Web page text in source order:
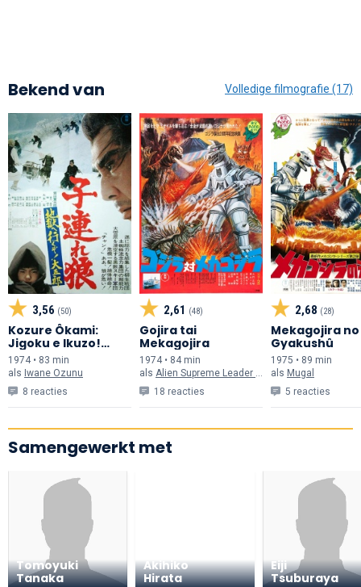
Bekend van Volledige filmografie (17)
3,56 (50)
Kozure Ôkami:
Jigoku e Ikuzo!
Daigorô
1974 • 83 min
als Iwane Ozunu
8 reacties
2,61 (48)
Gojira tai
Mekagojira
1974 • 84 min
als Alien Supreme Leader Kuronuma
18 reacties
2,68 (28)
Mekagojira no
Gyakushû
1975 • 89 min
als Mugal
5 reacties
Samengewerkt met
Tomoyuki
Tanaka
Akihiko
Hirata
Eiji
Tsuburaya